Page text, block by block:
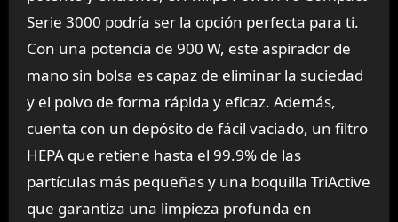
Serie 3000 podría ser la opción perfecta para ti.
Con una potencia de 900 W, este aspirador de
mano sin bolsa es capaz de eliminar la suciedad
y el polvo de forma rápida y eficaz. Además,
cuenta con un depósito de fácil vaciado, un filtro
HEPA que retiene hasta el 99.9% de las
partículas más pequeñas y una boquilla TriActive
que garantiza una limpieza profunda en